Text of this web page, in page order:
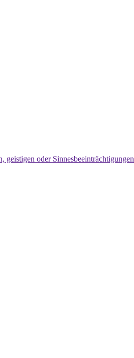
oder Sinnesbeeinträchtigungen